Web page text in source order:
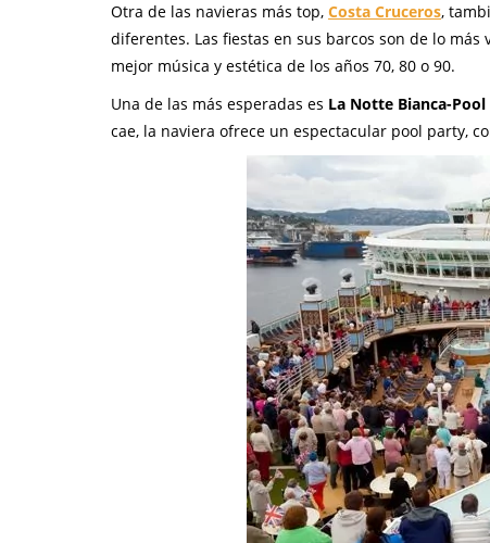
Otra de las navieras más top, Costa Cruceros,
diferentes. Las fiestas en sus barcos son de lo
mejor música y estética de los años 70, 80 o 90.
Una de las más esperadas es La Notte Bianca-
cae, la naviera ofrece un espectacular pool party,